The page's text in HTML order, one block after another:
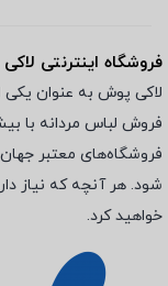
فروشگاه اینترنتی
لاکی پوش به عنوان یکی
فروش لباس مردانه با
فروشگاه‌های معتبر
شود. هر آنچه که نیاز
خواهید کرد.